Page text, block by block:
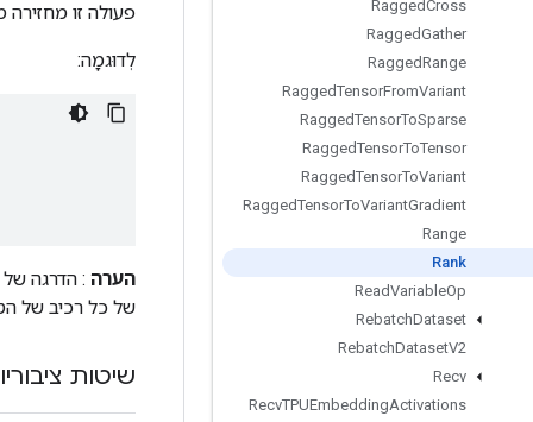
RaggedCross
RaggedGather
RaggedRange
RaggedTensorFromVariant
RaggedTensorToSparse
RaggedTensorToTensor
RaggedTensorToVariant
RaggedTensorToVariantGradient
Range
Rank
ReadVariableOp
RebatchDataset
RebatchDatasetV2
Recv
RecvTPUEmbeddingActivations
פעולה זו
לְדוּגמָה:
הערה : הדרגה של
של כל רכיב של
שיטות